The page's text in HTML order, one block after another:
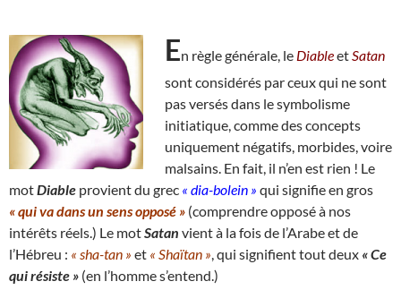
En règle générale, le Diableet Satan
sont considérés par ceux qui ne sont
pas versés dans le symbolisme
initiatique, comme des concepts
uniquement négatifs, morbides, voire
malsains. En fait, il n’en est rien ! Le
motDiable provient du grec « dia-bolein » qui signifie en gros
« qui va dans un sens opposé » (comprendre opposé à nos
intérêts réels.) Le motSatan vient à la fois de l’Arabe et de
l’Hébreu : « sha-tan » et « Shaïtan » , qui signifient tout deux « Ce
qui résiste » (en l’homme s’entend.)